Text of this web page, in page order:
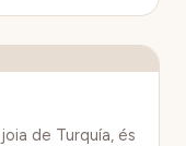
de Turquía, és